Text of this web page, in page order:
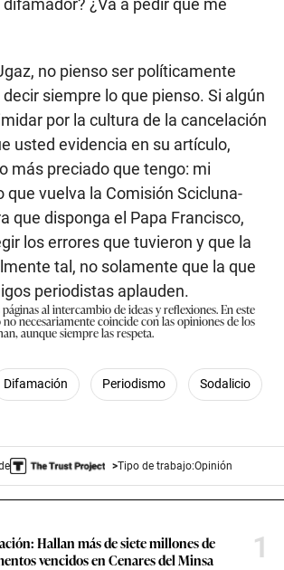
no pienso ser políticamente
siempre lo que pienso. Si algún
por la cultura de la cancelación
usted evidencia en su artículo,
más preciado que tengo: mi
que vuelva la Comisión Scicluna-
que disponga el Papa Francisco,
los errores que tuvieron y que la
tal, no solamente que la que
periodistas aplauden.
al intercambio de ideas y reflexiones. En este
necesariamente coincide con las opiniones de los
aunque siempre las respeta.
Difamación Periodismo Sodalicio
Tipo de trabajo:Opinión
Hallan más de siete millones de
vencidos en Cenares del Minsa
1